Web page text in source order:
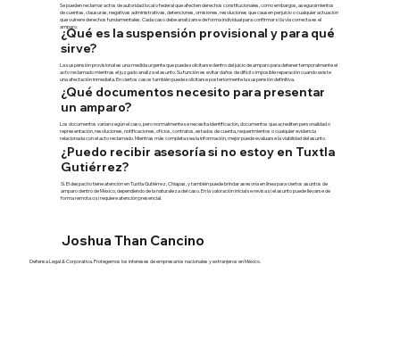
Se pueden reclamar actos de autoridad local o federal que afecten derechos constitucionales, como embargos, aseguramientos
de cuentas, clausuras, negativas administrativas, detenciones, omisiones, resoluciones que causen perjuicio o cualquier actuación
que vulnere derechos fundamentales. Cada caso debe analizarse de forma individual para confirmar si la vía correcta es el
amparo.
¿Qué es la suspensión provisional y para qué
sirve?
La suspensión provisional es una medida urgente que puede solicitarse dentro del juicio de amparo para detener temporalmente el
acto reclamado mientras el juzgado analiza el asunto. Su función es evitar daños de difícil o imposible reparación cuando existe
una afectación inmediata. En ciertos casos también puede solicitarse posteriormente la suspensión definitiva.
¿Qué documentos necesito para presentar
un amparo?
Los documentos varían según el caso, pero normalmente se necesita identificación, documentos que acrediten personalidad o
representación, resoluciones, notificaciones, oficios, contratos, estados de cuenta, requerimientos o cualquier evidencia
relacionada con el acto reclamado. Mientras más completa sea la información, mejor puede evaluarse la viabilidad del asunto.
¿Puedo recibir asesoría si no estoy en Tuxtla
Gutiérrez?
Sí. El despacho tiene atención en Tuxtla Gutiérrez, Chiapas, y también puede brindar asesoría en línea para ciertos asuntos de
amparo dentro de México, dependiendo de la naturaleza del caso. En la valoración inicial se revisa si el asunto puede llevarse de
forma remota o si requiere atención presencial.
Joshua Than Cancino
Defensa Legal & Corporativa. Protegemos los intereses de empresarios nacionales y extranjeros en México.